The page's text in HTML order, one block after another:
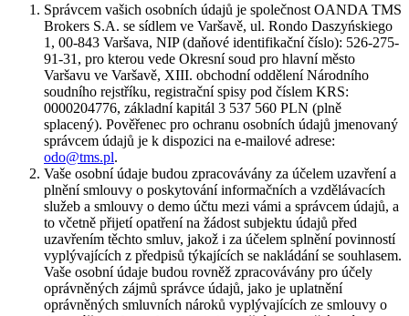
Správcem vašich osobních údajů je společnost OANDA TMS
Brokers S.A. se sídlem ve Varšavě, ul. Rondo Daszyńskiego
1, 00-843 Varšava, NIP (daňové identifikační číslo): 526-275-
91-31, pro kterou vede Okresní soud pro hlavní město
Varšavu ve Varšavě, XIII. obchodní oddělení Národního
soudního rejstříku, registrační spisy pod číslem KRS:
0000204776, základní kapitál 3 537 560 PLN (plně
splacený). Pověřenec pro ochranu osobních údajů jmenovaný
správcem údajů je k dispozici na e-mailové adrese:
odo@tms.pl.
Vaše osobní údaje budou zpracovávány za účelem uzavření a
plnění smlouvy o poskytování informačních a vzdělávacích
služeb a smlouvy o demo účtu mezi vámi a správcem údajů, a
to včetně přijetí opatření na žádost subjektu údajů před
uzavřením těchto smluv, jakož i za účelem splnění povinností
vyplývajících z předpisů týkajících se nakládání se souhlasem.
Vaše osobní údaje budou rovněž zpracovávány pro účely
oprávněných zájmů správce údajů, jako je uplatnění
oprávněných smluvních nároků vyplývajících ze smlouvy o